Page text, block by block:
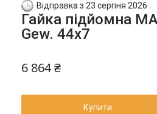
Відправка з 23 серпня 2026
Гайка підйомна
Gew. 44x7
6 864 ₴
Купити